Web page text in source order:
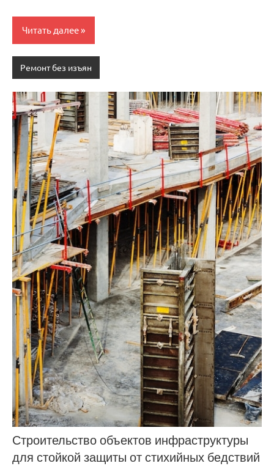
Читать далее
Ремонт без изъян
Строительство объектов инфраструктуры
для стойкой защиты от стихийных бедствий